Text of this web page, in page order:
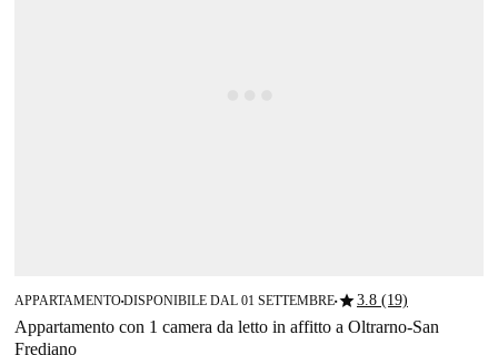
APPARTAMENTO■DISPONIBILE DAL 01 SETTEMBRE■star3.8 (19)
Appartamento con 1 camera da letto in affitto a Oltrarno-San
Frediano